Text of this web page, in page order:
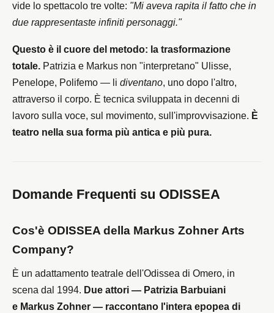
vide lo spettacolo tre volte: "Mi aveva rapita il fatto che in
due rappresentaste infiniti personaggi."
Questo è il cuore del metodo: la trasformazione
totale. Patrizia e Markus non "interpretano" Ulisse,
Penelope, Polifemo — lidiventano, uno dopo l'altro,
attraverso il corpo. È tecnica sviluppata in decenni di
lavoro sulla voce, sul movimento, sull'improvvisazione. È
teatro nella sua forma più antica e più pura.
Domande Frequenti su ODISSEA
Cos'è ODISSEA della Markus Zohner Arts
Company?
È un adattamento teatrale dell'Odissea di Omero, in
scena dal 1994. Due attori — Patrizia Barbuiani
e Markus Zohner — raccontano l'intera epopea di